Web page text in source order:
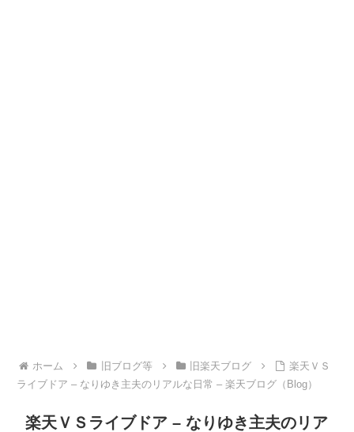
ホーム 旧ブログ等 旧楽天ブログ
楽天ＶＳ
ライブドア – なりゆき主夫のリアルな日常 – 楽天ブログ（Blog）
楽天ＶＳライブドア – なりゆき主夫のリア